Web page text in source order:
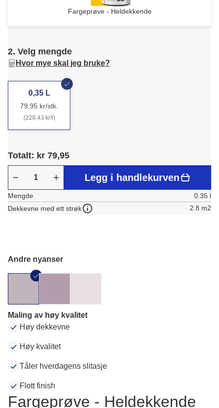
Fargeprøve - Heldekkende
2. Velg mengde
Hvor mye skal jeg bruke?
0,35 L
79,95 kr/stk.
(228,43 kr/l)
Totalt: kr 79,95
Legg i handlekurven
Mengde
0.35 l
Dekkevne med ett strøk
2.8 m2
Andre nyanser
Maling av høy kvalitet
Høy dekkevne
Høy kvalitet
Tåler hverdagens slitasje
Flott finish
Fargeprøve - Heldekkende